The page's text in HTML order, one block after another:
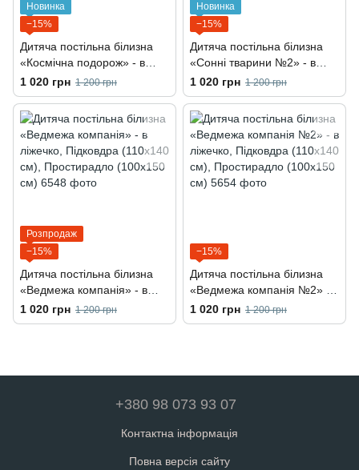
Новинка
−15%
Дитяча постільна білизна
«Космічна подорож» - в
ліжечко, Підковдра (110х140
см), Простирадло (100х150
см)
1 020 грн 1 200 грн
Новинка
−15%
Дитяча постільна білизна
«Сонні тварини №2» - в
ліжечко, Підковдра (110х140
см), Простирадло (100х150
см)
1 020 грн 1 200 грн
Розпродаж
−15%
Дитяча постільна білизна
«Ведмежа компанія» - в
ліжечко, Підковдра (110х140
см), Простирадло (100х150
1 020 грн 1 200 грн
−15%
Дитяча постільна білизна
«Ведмежа компанія №2» - в
ліжечко, Підковдра (110х140
см), Простирадло (100х150
1 020 грн 1 200 грн
+380 98 073 93 07
Контактна інформація
Повна версія сайту